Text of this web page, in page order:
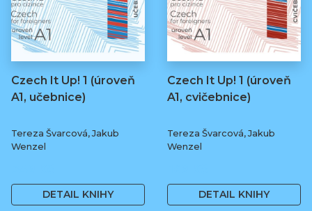
Czech It Up! 1 (úroveň
A1, učebnice)
Tereza Švarcová, Jakub
Wenzel
DETAIL KNIHY
Czech It Up! 1 (úroveň
A1, cvičebnice)
Tereza Švarcová, Jakub
Wenzel
DETAIL KNIHY